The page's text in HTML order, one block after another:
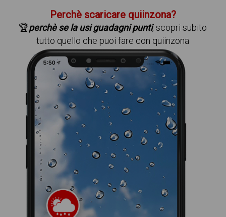
Perchè scaricare quiinzona?
🏆perchè se la usi guadagni punti, scopri subito
tutto quello che puoi fare con quiinzona